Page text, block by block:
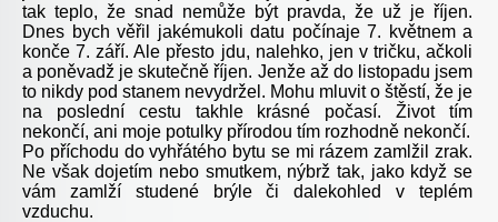
tak teplo, že snad nemůže být pravda, že už je říjen.
Dnes bych věřil jakémukoli datu počínaje 7. květnem a
konče 7. září. Ale přesto jdu, nalehko, jen v tričku, ačkoli
a poněvadž je skutečně říjen. Jenže až do listopadu jsem
to nikdy pod stanem nevydržel. Mohu mluvit o štěstí, že je
na poslední cestu takhle krásné počasí. Život tím
nekončí, ani moje potulky přírodou tím rozhodně nekončí.
Po příchodu do vyhřátého bytu se mi rázem zamlžil zrak.
Ne však dojetím nebo smutkem, nýbrž tak, jako když se
vám zamlží studené brýle či dalekohled v teplém
vzduchu.